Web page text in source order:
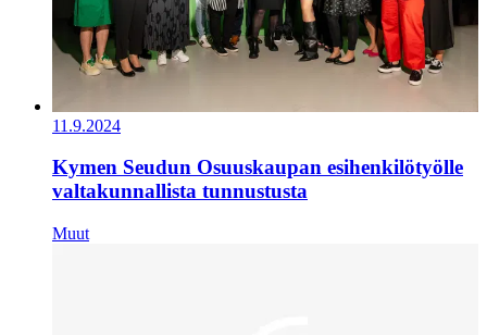
11.9.2024
Kymen Seudun Osuuskaupan esihenkilötyölle
valtakunnallista tunnustusta
Muut